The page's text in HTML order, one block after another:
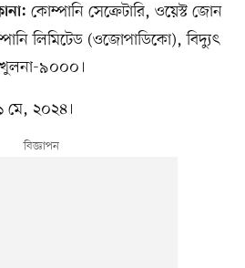
কোম্পানি সেক্রেটারি, ওয়েস্ট জোন
লিমিটেড (ওজোপাডিকো), বিদ্যুৎ
৯০০০।
মে, ২০২৪।